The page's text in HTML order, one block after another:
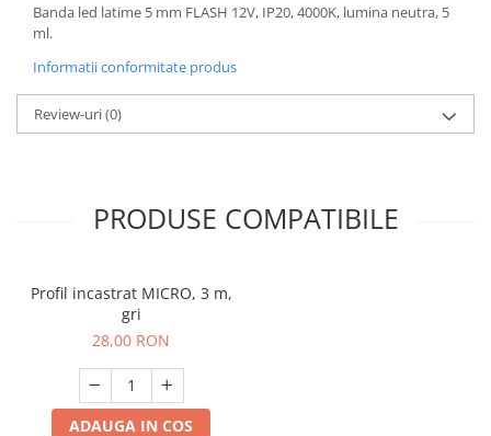
Banda led latime 5 mm FLASH 12V, IP20, 4000K, lumina neutra, 5
ml.
Informatii conformitate produs
Review-uri(0)
PRODUSE COMPATIBILE
Profil incastrat MICRO, 3 m,
gri
28,00 RON
ADAUGA IN COS